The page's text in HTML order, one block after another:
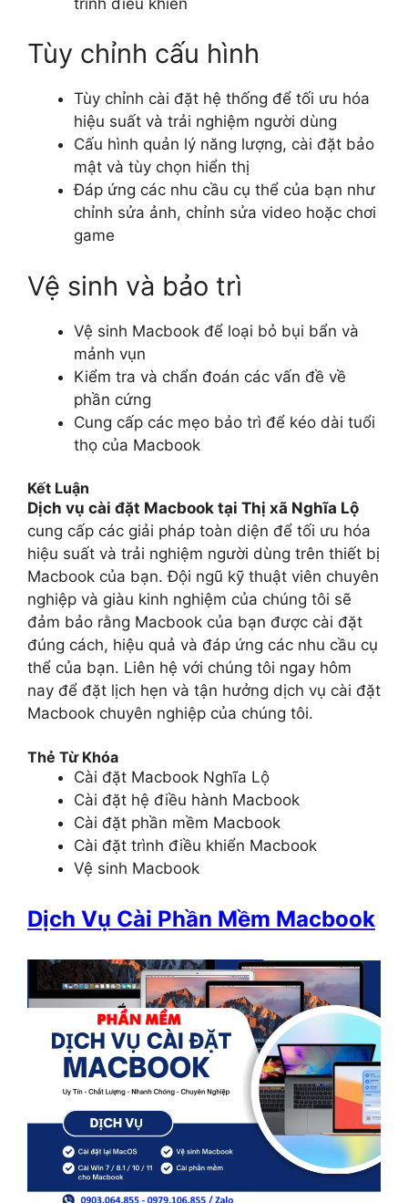
Tùy chỉnh cấu hình
Tùy chỉnh cài đặt hệ thống để tối ưu hóa
hiệu suất và trải nghiệm người dùng
Cấu hình quản lý năng lượng, cài đặt bảo
mật và tùy chọn hiển thị
Đáp ứng các nhu cầu cụ thể của bạn như
chỉnh sửa ảnh, chỉnh sửa video hoặc chơi
game
Vệ sinh và bảo trì
Vệ sinh Macbook để loại bỏ bụi bẩn và
mảnh vụn
Kiểm tra và chẩn đoán các vấn đề về
phần cứng
Cung cấp các mẹo bảo trì để kéo dài tuổi
thọ của Macbook
Kết Luận
Dịch vụ cài đặt Macbook tại Thị xã Nghĩa Lộ
cung cấp các giải pháp toàn diện để tối ưu hóa
hiệu suất và trải nghiệm người dùng trên thiết bị
Macbook của bạn. Đội ngũ kỹ thuật viên chuyên
nghiệp và giàu kinh nghiệm của chúng tôi sẽ
đảm bảo rằng Macbook của bạn được cài đặt
đúng cách, hiệu quả và đáp ứng các nhu cầu cụ
thể của bạn. Liên hệ với chúng tôi ngay hôm
nay để đặt lịch hẹn và tận hưởng dịch vụ cài đặt
Macbook chuyên nghiệp của chúng tôi.
Thẻ Từ Khóa
Cài đặt Macbook Nghĩa Lộ
Cài đặt hệ điều hành Macbook
Cài đặt phần mềm Macbook
Cài đặt trình điều khiển Macbook
Vệ sinh Macbook
Dịch Vụ Cài Phần Mềm Macbook